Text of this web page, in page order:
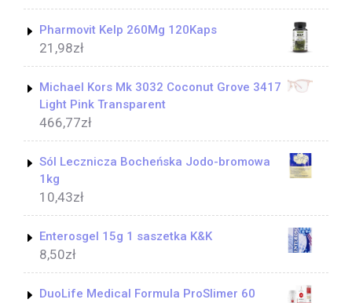
Pharmovit Kelp 260Mg 120Kaps
21,98zł
Michael Kors Mk 3032 Coconut Grove 3417
Light Pink Transparent
466,77zł
Sól Lecznicza Bocheńska Jodo-bromowa
1kg
10,43zł
Enterosgel 15g 1 saszetka K&K
8,50zł
DuoLife Medical Formula ProSlimer 60